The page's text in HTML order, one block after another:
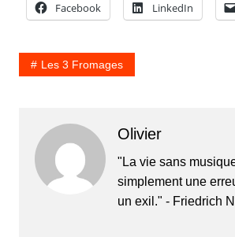
Facebook LinkedIn
Les 3 Fromages
Olivier
"La vie sans
simplement une
un exil." - Friedrich